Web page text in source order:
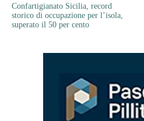
Confartigianato Sicilia, record
storico di occupazione per l’isola,
superato il 50 per cento